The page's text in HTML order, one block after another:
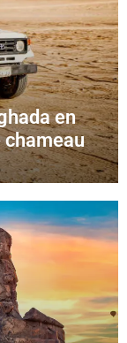
en
chameau